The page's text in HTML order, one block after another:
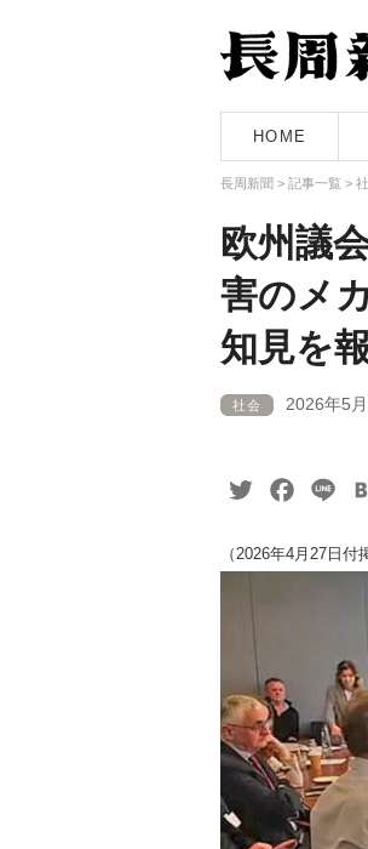
HOME
長周新聞 > 記事一覧 >
欧州議
害のメ
知見を
社会 2026年5
Twitter
（2026年4月27日付